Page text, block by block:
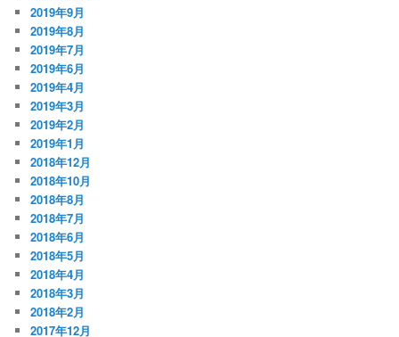
2019年9月
2019年8月
2019年7月
2019年6月
2019年4月
2019年3月
2019年2月
2019年1月
2018年12月
2018年10月
2018年8月
2018年7月
2018年6月
2018年5月
2018年4月
2018年3月
2018年2月
2017年12月